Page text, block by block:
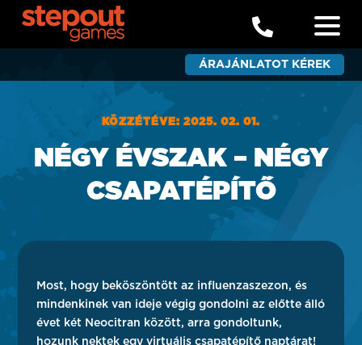

ÁRAJÁNLATOT KÉREK
KÖZZÉTÉVE: 2025. 02. 01.
NÉGY ÉVSZAK – NÉGY
CSAPATÉPÍTŐ
Most, hogy beköszöntött az influenzaszezon, és
mindenkinek van ideje végig gondolni az előtte álló
évet két Neocitran között, arra gondoltunk,
hozunk nektek egy virtuális csapatépítő naptárat!